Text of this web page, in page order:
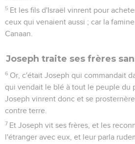
5 Et les fils d'Israël vinrent pour
ceux qui venaient aussi ; car la
Canaan.
Joseph traite ses frères
6 Or, c'était Joseph qui commandait
qui vendait le blé à tout le peuple du
Joseph vinrent donc et se
contre terre.
7 Et Joseph vit ses frères, et les
l'étranger avec eux, et leur parla